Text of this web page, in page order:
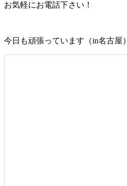
お気軽にお電話下さい！
今日も頑張っています（in名古屋）